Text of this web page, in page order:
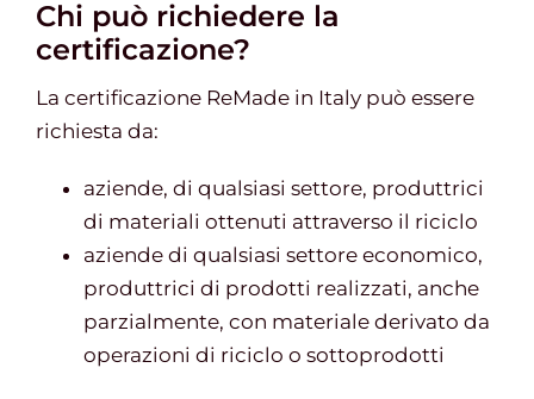
Chi può richiedere la
certificazione?
La certificazione ReMade in Italy può essere
richiesta da:
aziende, di qualsiasi settore, produttrici
di materiali ottenuti attraverso il riciclo
aziende di qualsiasi settore economico,
produttrici di prodotti realizzati, anche
parzialmente, con materiale derivato da
operazioni di riciclo o sottoprodotti